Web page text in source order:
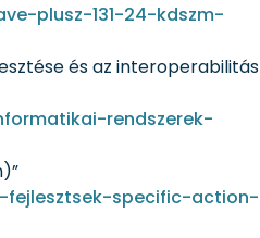
plusz-131-24-kdszm-
és az interoperabilitás
rendszerek-
specific-action-